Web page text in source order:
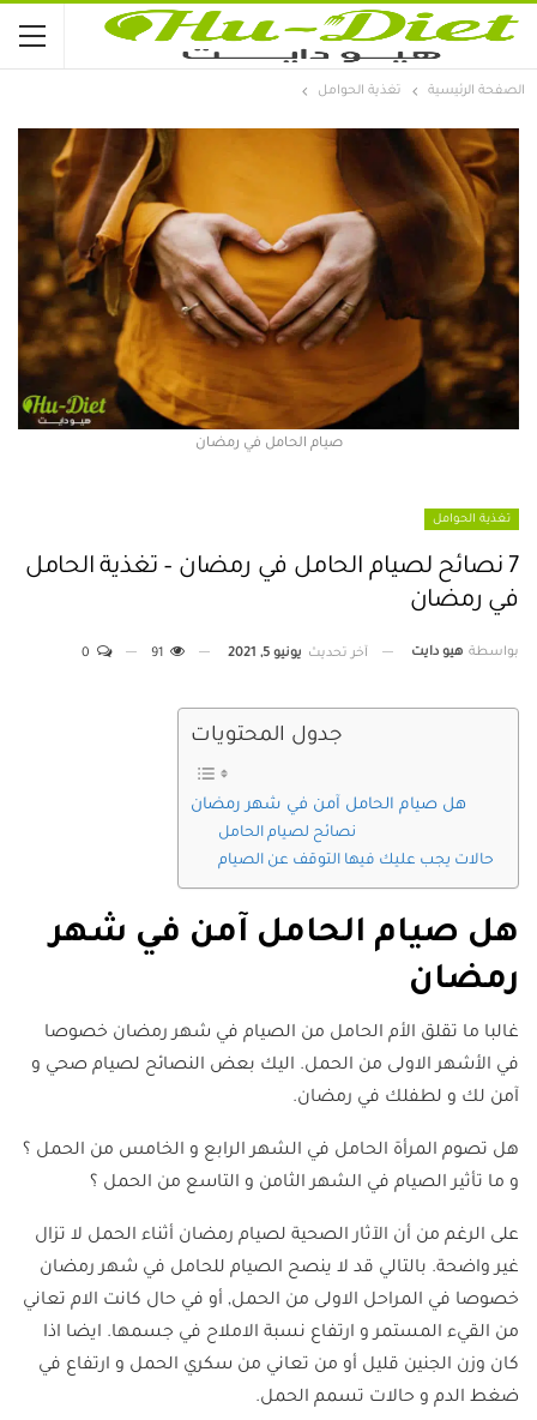
الصفحة الرئيسية تغذية الحوامل
صيام الحامل في رمضان
تغذية الحوامل
7 نصائح لصيام الحامل في رمضان – تغذية الحامل
في رمضان
بواسطة هيو دايت آخر تحديث يونيو 5, 2021
جدول المحتويات
هل صيام الحامل آمن في شهر رمضان
نصائح لصيام الحامل
حالات يجب عليك فيها التوقف عن الصيام
هل صيام الحامل آمن في شهر
رمضان
غالبا ما تقلق الأم الحامل من الصيام في شهر رمضان خصوصا
في الأشهر الاولى من الحمل. اليك بعض النصائح لصيام صحي و
آمن لك و لطفلك في رمضان.
هل تصوم المرأة الحامل في الشهر الرابع و الخامس من الحمل ؟
و ما تأثير الصيام في الشهر الثامن و التاسع من الحمل ؟
على الرغم من أن الآثار الصحية لصيام رمضان أثناء الحمل لا تزال
غير واضحة. بالتالي قد لا ينصح الصيام للحامل في شهر رمضان
خصوصا في المراحل الاولى من الحمل, أو في حال كانت الام تعاني
من القيء المستمر و ارتفاع نسبة الاملاح في جسمها. ايضا اذا
كان وزن الجنين قليل أو من تعاني من سكري الحمل و ارتفاع في
ضغط الدم و حالات تسمم الحمل.